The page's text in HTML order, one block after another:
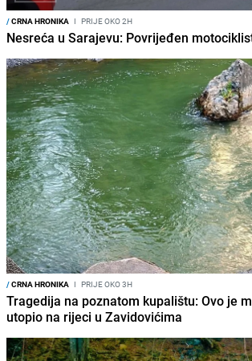
/CRNA HRONIKA I PRIJE OKO 2H
Nesreća u Sarajevu: Povrijeđen
/CRNA HRONIKA I PRIJE OKO 3H
Tragedija na poznatom kupalištu: Ovo je
utopio na rijeci u Zavidovićima